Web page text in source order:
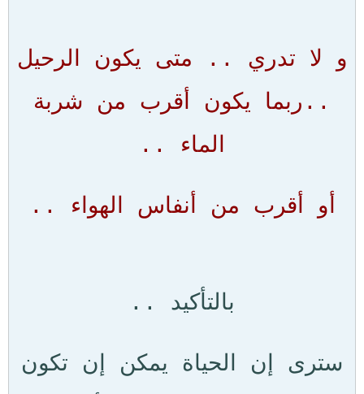
و لا تدري .. متى يكون الرحيل
..ربما يكون أقرب من شربة
الماء ..
أو أقرب من أنفاس الهواء ..
بالتأكيد ..
سترى إن الحياة يمكن إن تكون